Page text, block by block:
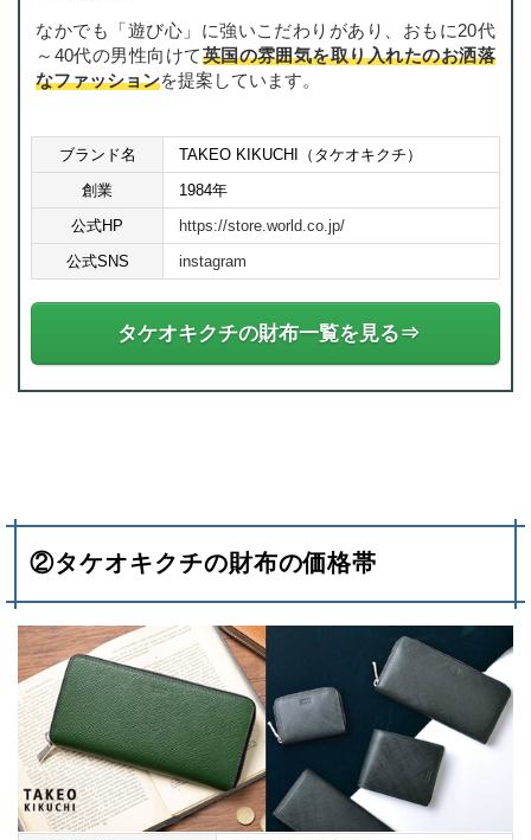
なかでも「遊び心」に強いこだわりがあり、おもに20代
～40代の男性向けて英国の雰囲気を取り入れたのお洒落
なファッションを提案しています。
ブランド名
TAKEO KIKUCHI（タケオキクチ）
創業
1984年
公式HP
https://store.world.co.jp/
公式SNS
instagram
タケオキクチの財布一覧を見る⇒
②タケオキクチの財布の価格帯